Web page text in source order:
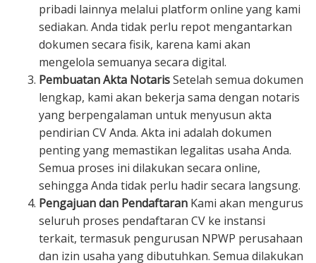
pribadi lainnya melalui platform online yang kami
sediakan. Anda tidak perlu repot mengantarkan
dokumen secara fisik, karena kami akan
mengelola semuanya secara digital.
Pembuatan Akta NotarisSetelah semua dokumen
lengkap, kami akan bekerja sama dengan notaris
yang berpengalaman untuk menyusun akta
pendirian CV Anda. Akta ini adalah dokumen
penting yang memastikan legalitas usaha Anda.
Semua proses ini dilakukan secara online,
sehingga Anda tidak perlu hadir secara langsung.
Pengajuan dan Pendaftaran Kami akan mengurus
seluruh proses pendaftaran CV ke instansi
terkait, termasuk pengurusan NPWP perusahaan
dan izin usaha yang dibutuhkan. Semua dilakukan